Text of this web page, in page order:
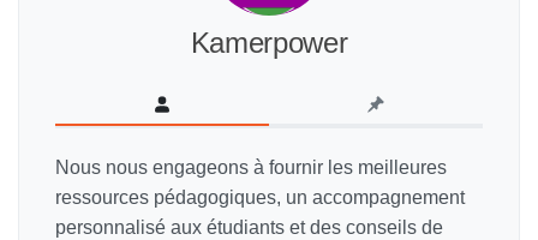
Kamerpower
Nous nous engageons à fournir les meilleures
ressources pédagogiques, un accompagnement
personnalisé aux étudiants et des conseils de